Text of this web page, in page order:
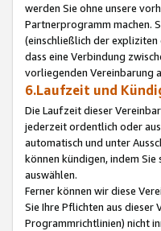
werden Sie ohne unsere
Partnerprogramm machen.
(einschließlich der
dass eine Verbindung
vorliegenden Vereinbarung
6.Laufzeit und
Die Laufzeit dieser
jederzeit ordentlich oder
automatisch und unter
können kündigen, indem
auswählen.
Ferner können wir diese
Sie Ihre Pflichten aus dieser
Programmrichtlinien) nicht